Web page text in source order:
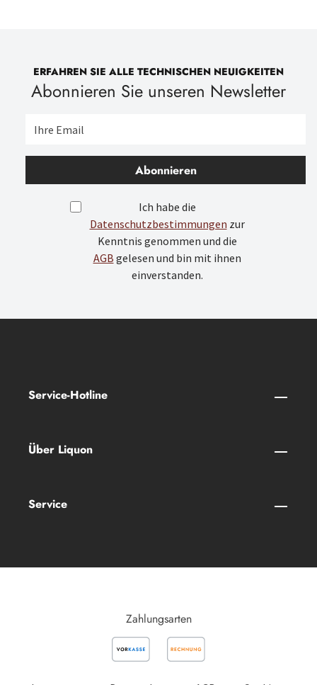
ERFAHREN SIE ALLE TECHNISCHEN NEUIGKEITEN
Abonnieren Sie unseren Newsletter
Abonnieren
Ich habe die
Datenschutzbestimmungen zur
Kenntnis genommen und die
AGB gelesen und bin mit ihnen
einverstanden.
Service-Hotline
Über Liquon
Service
Zahlungsarten